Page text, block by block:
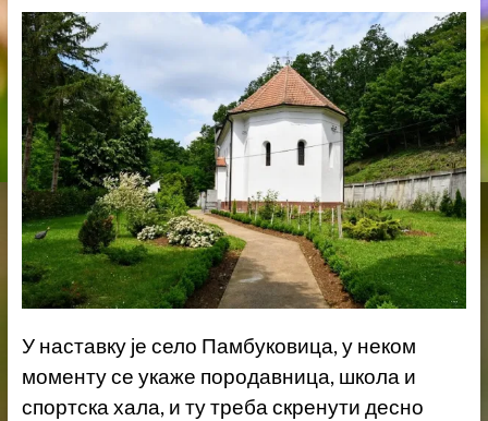
У наставку је село Памбуковица, у неком
моменту се укаже породавница, школа и
спортска хала, и ту треба скренути десно